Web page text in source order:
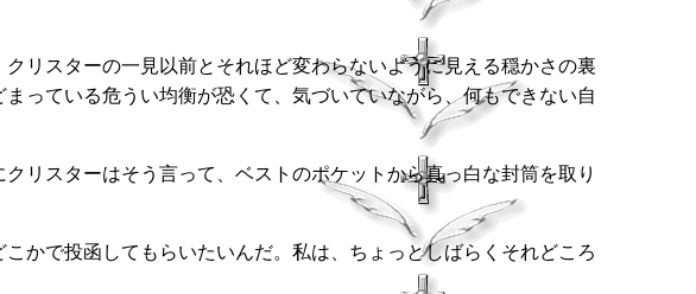
リスターの一見以前とそれほど変わらないように見える穏かさの裏
っている危うい均衡が恐くて、気づいていながら、何もできない自
リスターはそう言って、ベストのポケットから真っ白な封筒を取り
かで投函してもらいたいんだ。私は、ちょっとしばらくそれどころ